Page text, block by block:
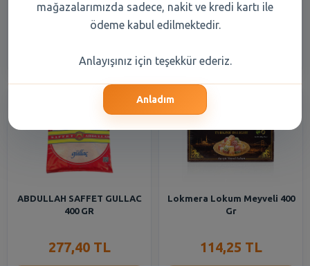
188,60 TL 53,20 TL
ABDULLAH SAFFET GULLAC
400 GR
277,40 TL
Lokmera Lokum Meyveli 400
Gr
114,25 TL
mağazalarımızda sadece, nakit ve kredi kartı ile
ödeme kabul edilmektedir.
Anlayışınız için teşekkür ederiz.
Anladım